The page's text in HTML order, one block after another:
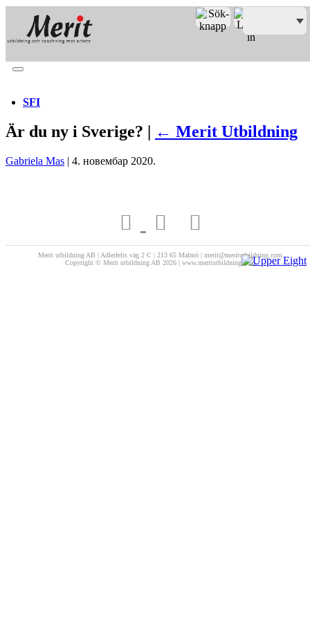
Fronter
Registrera CV
SFI
Är du ny i Sverige? | ← Merit Utbildning
Gabriela Mas | 4. новембар 2020.
Merit utbildning AB | Adlerfelts väg 2 C | 213 65 Malmö | merit@meritutbildning.com
Copyright © Merit utbildning AB 2026 | www.meritutbildning.com